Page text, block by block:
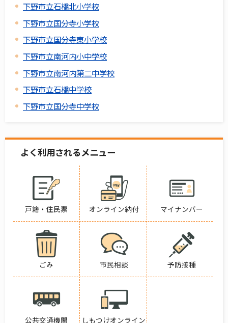
下野市立石橋北小学校
下野市立国分寺小学校
下野市立国分寺東小学校
下野市立南河内小中学校
下野市立南河内第二中学校
下野市立石橋中学校
下野市立国分寺中学校
よく利用されるメニュー
戸籍・住民票 オンライン納付 マイナンバー
ごみ 市民相談 予防接種
公共交通機関
しもつけオンライン